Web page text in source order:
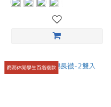
商務休閒學生百搭襪款